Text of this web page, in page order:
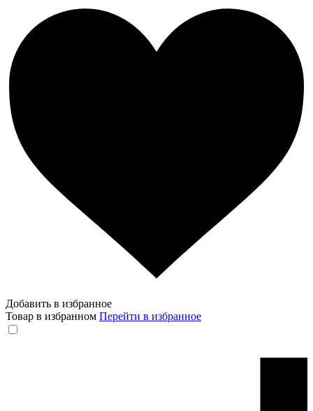
Добавить в избранное
Товар в избранном Перейти в избранное